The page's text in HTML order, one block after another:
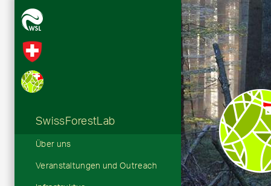
SwissForestLab
Hauptnavigation
Über uns
Veranstaltungen und Outreach